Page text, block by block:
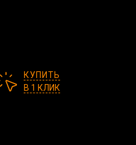
КУПИТЬ
В 1 КЛИК